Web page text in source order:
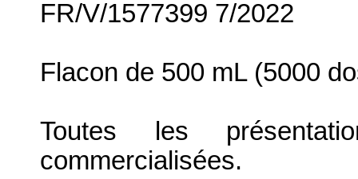
FR/V/1577399 7/2022
Flacon de 500 mL (5000
Toutes les
commercialisées.